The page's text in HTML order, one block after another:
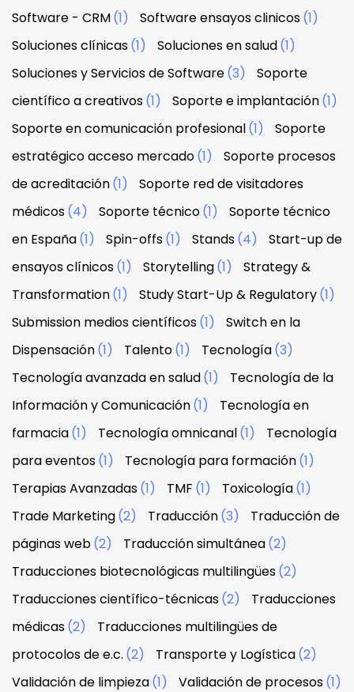
Software - CRM(1) Software ensayos clinicos(1)
Soluciones clínicas(1) Soluciones en salud(1)
Soluciones y Servicios de Software(3)
Soporte
científico a creativos(1) Soporte e implantación(1)
Soporte en comunicación profesional(1)
Soporte
estratégico acceso mercado(1)
Soporte procesos
de acreditación(1)
Soporte red de visitadores
médicos(4) Soporte técnico(1)
Soporte técnico
en España(1) Spin-offs(1) Stands(4)
Start-up de
ensayos clínicos(1) Storytelling(1)
Strategy &
Transformation(1) Study Start-Up & Regulatory(1)
Submission medios científicos(1)
Switch en la
Dispensación(1) Talento(1) Tecnología(3)
Tecnología avanzada en salud(1)
Tecnología de la
Información y Comunicación(1)
Tecnología en
farmacia(1) Tecnología omnicanal(1)
Tecnología
para eventos(1) Tecnología para formación(1)
Terapias Avanzadas(1) TMF (1) Toxicología(1)
Trade Marketing(2) Traducción(3)
Traducción de
páginas web(2) Traducción simultánea(2)
Traducciones biotecnológicas multilingües(2)
Traducciones científico-técnicas(2)
Traducciones
médicas(2)
Traducciones multilingües de
protocolos de e.c. (2) Transporte y Logística(2)
Validación de limpieza(1) Validación de procesos(1)